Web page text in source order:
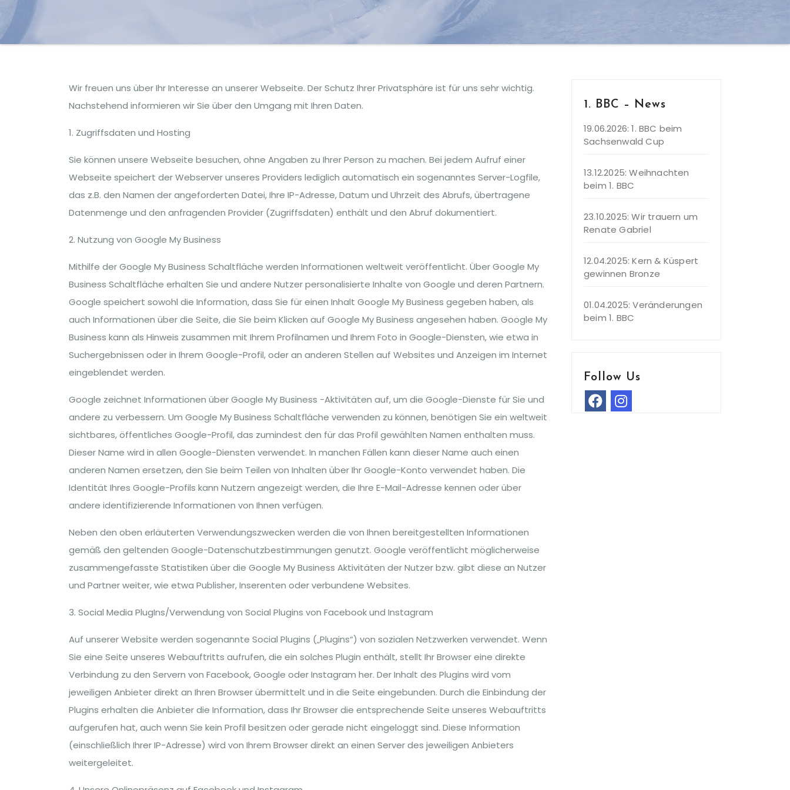
Wir freuen uns über Ihr Interesse an unserer Webseite. Der Schutz Ihrer Privatsphäre ist für uns sehr wichtig.
Nachstehend informieren wir Sie über den Umgang mit Ihren Daten.
1. Zugriffsdaten und Hosting
Sie können unsere Webseite besuchen, ohne Angaben zu Ihrer Person zu machen. Bei jedem Aufruf einer
Webseite speichert der Webserver unseres Providers lediglich automatisch ein sogenanntes Server-Logfile,
das z.B. den Namen der angeforderten Datei, Ihre IP-Adresse, Datum und Uhrzeit des Abrufs, übertragene
Datenmenge und den anfragenden Provider (Zugriffsdaten) enthält und den Abruf dokumentiert.
2. Nutzung von Google My Business
Mithilfe der Google My Business Schaltfläche werden Informationen weltweit veröffentlicht. Über Google My
Business Schaltfläche erhalten Sie und andere Nutzer personalisierte Inhalte von Google und deren Partnern.
Google speichert sowohl die Information, dass Sie für einen Inhalt Google My Business gegeben haben, als
auch Informationen über die Seite, die Sie beim Klicken auf Google My Business angesehen haben. Google My
Business kann als Hinweis zusammen mit Ihrem Profilnamen und Ihrem Foto in Google-Diensten, wie etwa in
Suchergebnissen oder in Ihrem Google-Profil, oder an anderen Stellen auf Websites und Anzeigen im Internet
eingeblendet werden.
Google zeichnet Informationen über Google My Business -Aktivitäten auf, um die Google-Dienste für Sie und
andere zu verbessern. Um Google My Business Schaltfläche verwenden zu können, benötigen Sie ein weltweit
sichtbares, öffentliches Google-Profil, das zumindest den für das Profil gewählten Namen enthalten muss.
Dieser Name wird in allen Google-Diensten verwendet. In manchen Fällen kann dieser Name auch einen
anderen Namen ersetzen, den Sie beim Teilen von Inhalten über Ihr Google-Konto verwendet haben. Die
Identität Ihres Google-Profils kann Nutzern angezeigt werden, die Ihre E-Mail-Adresse kennen oder über
andere identifizierende Informationen von Ihnen verfügen.
Neben den oben erläuterten Verwendungszwecken werden die von Ihnen bereitgestellten Informationen
gemäß den geltenden Google-Datenschutzbestimmungen genutzt. Google veröffentlicht möglicherweise
zusammengefasste Statistiken über die Google My Business Aktivitäten der Nutzer bzw. gibt diese an Nutzer
und Partner weiter, wie etwa Publisher, Inserenten oder verbundene Websites.
3. Social Media PlugIns/Verwendung von Social Plugins von Facebook und Instagram
Auf unserer Website werden sogenannte Social Plugins („Plugins“) von sozialen Netzwerken verwendet. Wenn
Sie eine Seite unseres Webauftritts aufrufen, die ein solches Plugin enthält, stellt Ihr Browser eine direkte
Verbindung zu den Servern von Facebook, Google oder Instagram her. Der Inhalt des Plugins wird vom
jeweiligen Anbieter direkt an Ihren Browser übermittelt und in die Seite eingebunden. Durch die Einbindung der
Plugins erhalten die Anbieter die Information, dass Ihr Browser die entsprechende Seite unseres Webauftritts
aufgerufen hat, auch wenn Sie kein Profil besitzen oder gerade nicht eingeloggt sind. Diese Information
(einschließlich Ihrer IP-Adresse) wird von Ihrem Browser direkt an einen Server des jeweiligen Anbieters
weitergeleitet.
1. BBC – News
19.06.2026: 1. BBC beim
Sachsenwald Cup
13.12.2025: Weihnachten
beim 1. BBC
23.10.2025: Wir trauern um
Renate Gabriel
12.04.2025: Kern & Küspert
gewinnen Bronze
01.04.2025: Veränderungen
beim 1. BBC
Follow Us